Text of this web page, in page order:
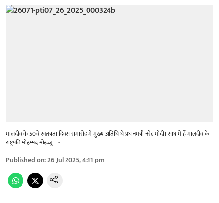
मालदीव के 50वें स्वतंत्रता दिवस समारोह में मुख्य अतिथि थे प्रधानमंत्री नरेंद्र मोदी। साथ में हैं मालदीव के
राष्ट्रपति मोहम्मद मोइज्जू -
Published on:26 Jul 2025, 4:11 pm